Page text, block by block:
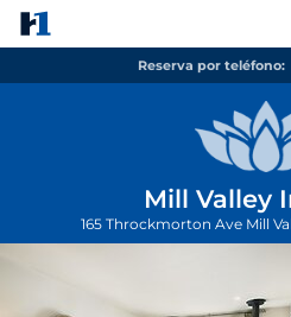
Reserva por teléfono:
Mill Valley
165 Throckmorton Ave Mill